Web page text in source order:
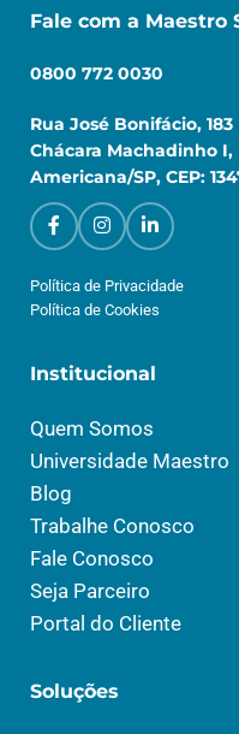
Fale com a Maestro
0800 772 0030
Rua José Bonifácio, 183
Chácara Machadinho I,
Americana/SP, CEP:
Política de Privacidade
Política de Cookies
Institucional
Quem Somos
Universidade Maestro
Blog
Trabalhe Conosco
Fale Conosco
Seja Parceiro
Portal do Cliente
Soluções